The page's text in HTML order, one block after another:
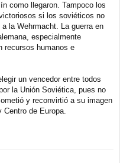
como llegaron. Tampoco los
si los soviéticos no
la Wehrmacht. La guerra en
especialmente
recursos humanos e
un vencedor entre todos
la Unión Soviética, pues no
y reconvirtió a su imagen
de Europa.